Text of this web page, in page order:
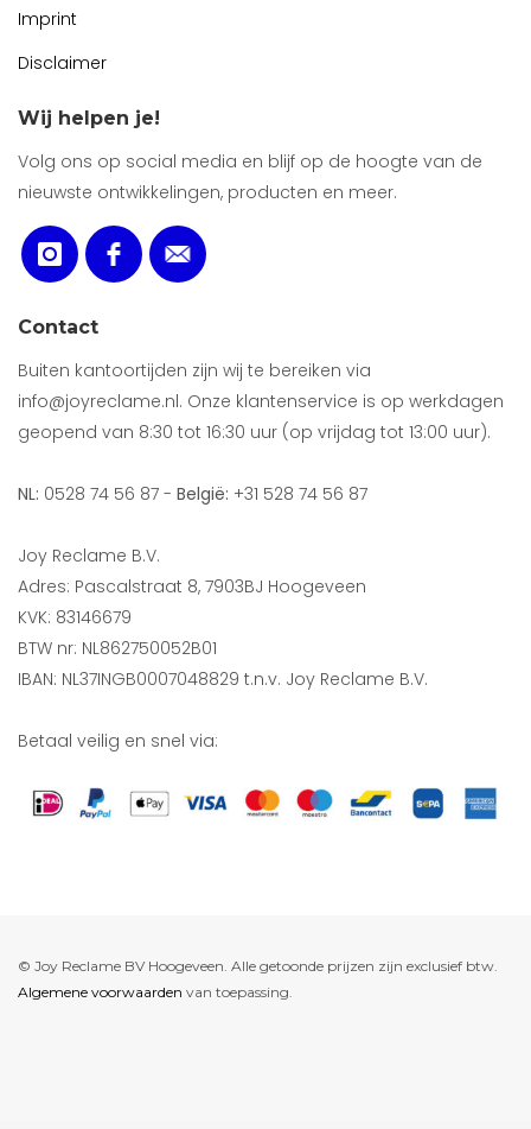
Imprint
Disclaimer
Wij helpen je!
Volg ons op social media en blijf op de hoogte van de
nieuwste ontwikkelingen, producten en meer.
Contact
Buiten kantoortijden zijn wij te bereiken via
info@joyreclame.nl. Onze klantenservice is op werkdagen
geopend van 8:30 tot 16:30 uur (op vrijdag tot 13:00 uur).
NL: 0528 74 56 87 - België: +31 528 74 56 87
Joy Reclame B.V.
Adres: Pascalstraat 8, 7903BJ Hoogeveen
KVK: 83146679
BTW nr: NL862750052B01
IBAN: NL37INGB0007048829 t.n.v. Joy Reclame B.V.
Betaal veilig en snel via:
© Joy Reclame BV Hoogeveen. Alle getoonde prijzen zijn exclusief btw.
Algemene voorwaarden van toepassing.